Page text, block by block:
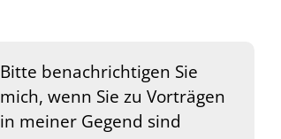
Bitte benachrichtigen Sie
mich, wenn Sie zu Vorträgen
in meiner Gegend sind